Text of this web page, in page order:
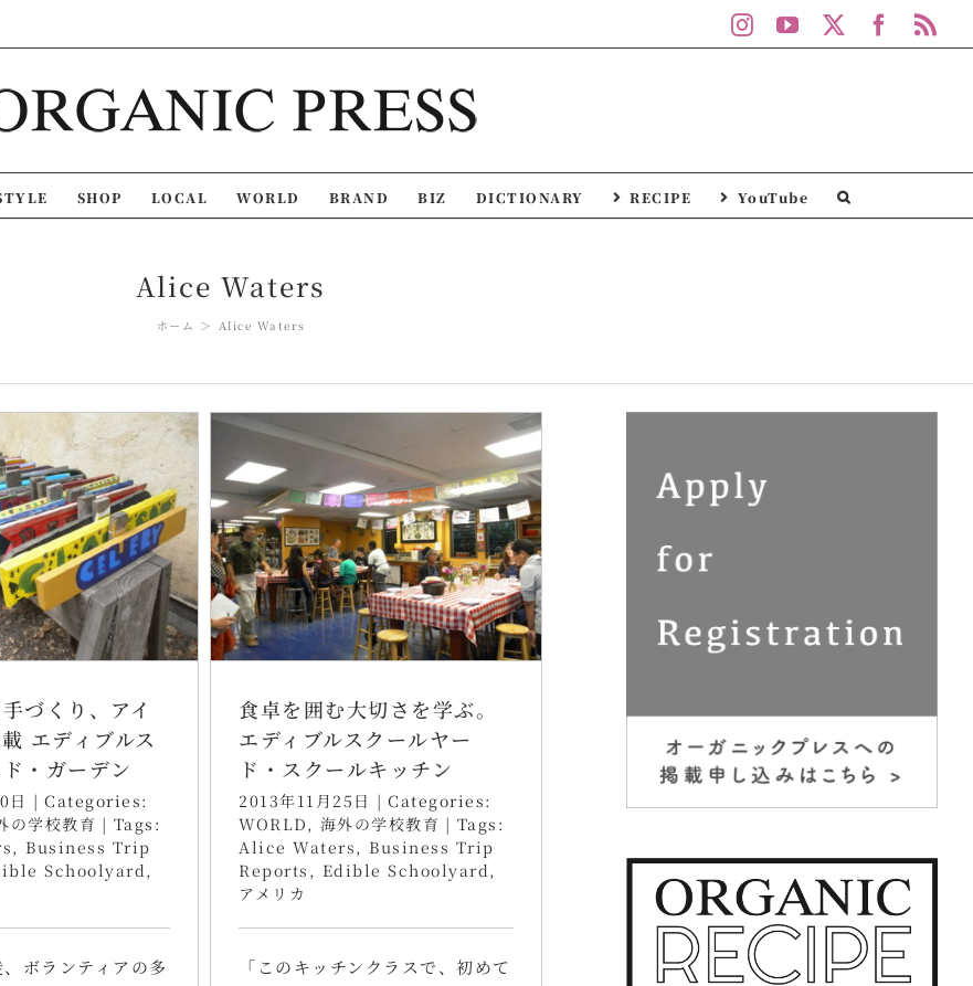
InstagramYouTube
SHOP LOCAL WORLD BRAND BIZ DICTIONARY RECIPE YouTube
Alice Waters
ホーム Alice Waters
づくり、アイ
エディブルス
・ガーデン
日 | Categories:
の学校教育 | Tags:
, Business Trip
Schoolyard,
ボランティアの多
食卓を囲む大切さを学ぶ。
エディブルスクールヤー
ド・スクールキッチン
2013年11月25日 | Categories:
WORLD , 海外の学校教育 | Tags:
Alice Waters , Business Trip
Reports , Edible Schoolyard ,
アメリカ
「このキッチンクラスで、初めて